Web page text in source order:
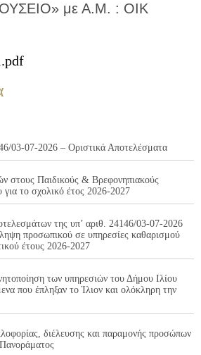
με Α.Μ. : ΟΙΚ
03-07-2026 – Οριστικά Αποτελέσματα
στους Παιδικούς & Βρεφονηπιακούς
το σχολικό έτος 2026-2027
της υπ’ αριθ. 24146/03-07-2026
προσωπικού σε υπηρεσίες καθαρισμού
έτους 2026-2027
των υπηρεσιών του Δήμου Ιλίου
που έπληξαν το Ίλιον και ολόκληρη την
διέλευσης και παραμονής προσώπων